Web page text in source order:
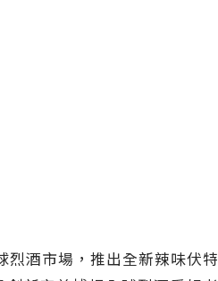
酒市場，推出全新辣味伏特